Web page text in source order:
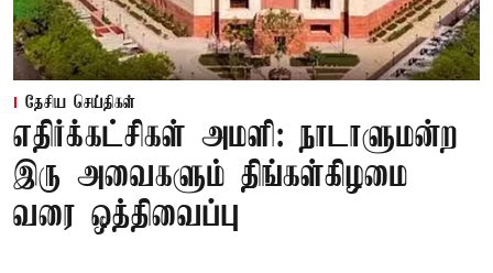
தேசிய செய்திகள்
எதிர்க்கட்சிகள் அமளி: நாடாளுமன்ற
இரு அவைகளும் திங்கள்கிழமை
வரை ஒத்திவைப்பு